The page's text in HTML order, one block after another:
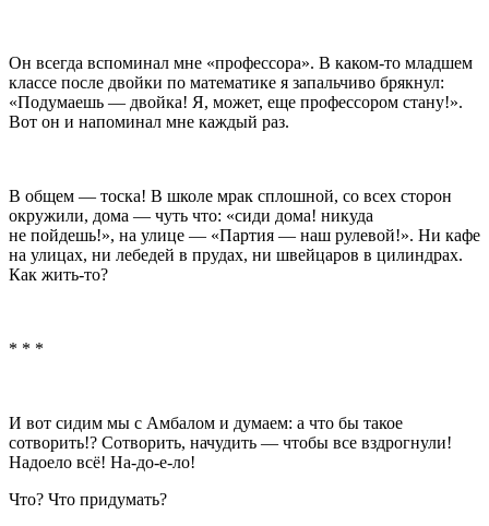
Он всегда вспоминал мне «профессора». В каком-то младшем
классе после двойки по математике я запальчиво брякнул:
«Подумаешь — двойка! Я, может, еще профессором стану!».
Вот он и напоминал мне каждый раз.
В общем — тоска! В школе мрак сплошной, со всех сторон
окружили, дома — чуть что: «сиди дома! никуда
не пойдешь!», на улице — «Партия — наш рулевой!». Ни кафе
на улицах, ни лебедей в прудах, ни швейцаров в цилиндрах.
Как жить-то?
* * *
И вот сидим мы с Амбалом и думаем: а что бы такое
сотворить!? Сотворить, начудить — чтобы все вздрогнули!
Надоело всё! На-до-е-ло!
Что? Что придумать?